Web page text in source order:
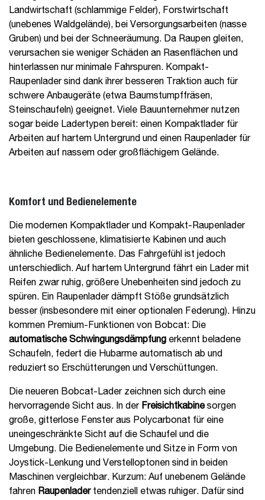
Landwirtschaft (schlammige Felder), Forstwirtschaft
(unebenes Waldgelände), bei Versorgungsarbeiten (nasse
Gruben) und bei der Schneeräumung. Da Raupen gleiten,
verursachen sie weniger Schäden an Rasenflächen und
hinterlassen nur minimale Fahrspuren. Kompakt-
Raupenlader sind dank ihrer besseren Traktion auch für
schwere Anbaugeräte (etwa Baumstumpffräsen,
Steinschaufeln) geeignet. Viele Bauunternehmer nutzen
sogar beide Ladertypen bereit: einen Kompaktlader für
Arbeiten auf hartem Untergrund und einen Raupenlader für
Arbeiten auf nassem oder großflächigem Gelände.
Komfort und Bedienelemente
Die modernen Kompaktlader und Kompakt-Raupenlader
bieten geschlossene, klimatisierte Kabinen und auch
ähnliche Bedienelemente. Das Fahrgefühl ist jedoch
unterschiedlich. Auf hartem Untergrund fährt ein Lader mit
Reifen zwar ruhig, größere Unebenheiten sind jedoch zu
spüren. Ein Raupenlader dämpft Stöße grundsätzlich
besser (insbesondere mit einer optionalen Federung). Hinzu
kommen Premium-Funktionen von Bobcat: Die
automatische Schwingungsdämpfung erkennt beladene
Schaufeln, federt die Hubarme automatisch ab und
reduziert so Erschütterungen und Verschüttungen.
Die neueren Bobcat-Lader zeichnen sich durch eine
hervorragende Sicht aus. In der Freisichtkabinesorgen
große, gitterlose Fenster aus Polycarbonat für eine
uneingeschränkte Sicht auf die Schaufel und die
Umgebung. Die Bedienelemente und Sitze in Form von
Joystick-Lenkung und Verstelloptonen sind in beiden
Maschinen vergleichbar. Kurzum: Auf unebenem Gelände
fahren Raupenladertendenziell etwas ruhiger. Dafür sind